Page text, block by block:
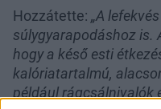
Hozzátette: „A
súlygyarapodáshoz is.
hogy a késő esti
kalóriatartalmú,
például rágcsálnivalók